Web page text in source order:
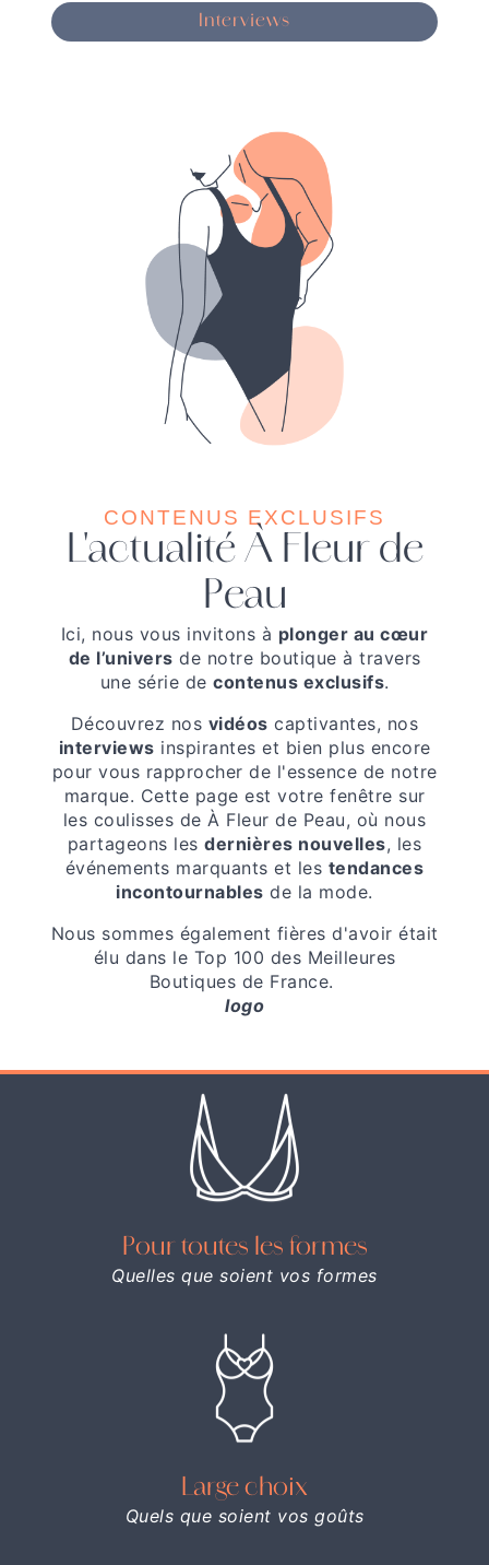
Interviews
CONTENUS EXCLUSIFS
L'actualité À Fleur de
Peau
Ici, nous vous invitons à plonger au cœur
de l’univers de notre boutique à travers
une série de contenus exclusifs.
Découvrez nos vidéos captivantes, nos
interviews inspirantes et bien plus encore
pour vous rapprocher de l'essence de notre
marque. Cette page est votre fenêtre sur
les coulisses de À Fleur de Peau, où nous
partageons lesdernières nouvelles, les
événements marquants et les tendances
incontournables de la mode.
Nous sommes également fières d'avoir était
élu dans le Top 100 des Meilleures
Boutiques de France.
logo
Pour toutes les formes
Quelles que soient vos formes
Large choix
Quels que soient vos goûts